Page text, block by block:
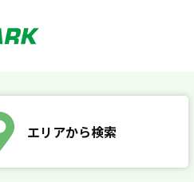
エリアから検索